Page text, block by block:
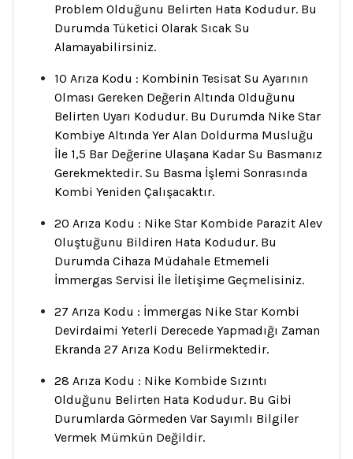
Problem Olduğunu Belirten Hata Kodudur. Bu
Durumda Tüketici Olarak Sıcak Su
Alamayabilirsiniz.
10 Arıza Kodu : Kombinin Tesisat Su Ayarının
Olması Gereken Değerin Altında Olduğunu
Belirten Uyarı Kodudur. Bu Durumda Nike Star
Kombiye Altında Yer Alan Doldurma Musluğu
İle 1,5 Bar Değerine Ulaşana Kadar Su Basmanız
Gerekmektedir. Su Basma İşlemi Sonrasında
Kombi Yeniden Çalışacaktır.
20 Arıza Kodu : Nike Star Kombide Parazit Alev
Oluştuğunu Bildiren Hata Kodudur. Bu
Durumda Cihaza Müdahale Etmemeli
İmmergas Servisi İle İletişime Geçmelisiniz.
27 Arıza Kodu : İmmergas Nike Star Kombi
Devirdaimi Yeterli Derecede Yapmadığı Zaman
Ekranda 27 Arıza Kodu Belirmektedir.
28 Arıza Kodu : Nike Kombide Sızıntı
Olduğunu Belirten Hata Kodudur. Bu Gibi
Durumlarda Görmeden Var Sayımlı Bilgiler
Vermek Mümkün Değildir.